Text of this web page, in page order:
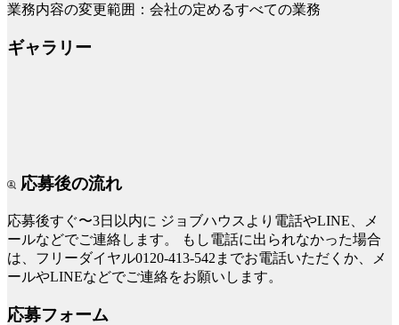
業務内容の変更範囲：会社の定めるすべての業務
ギャラリー
応募後の流れ
応募後すぐ〜3日以内に ジョブハウスより電話やLINE、メ
ールなどでご連絡します。
もし電話に出られなかった場合
は、フリーダイヤル0120-413-542までお電話いただくか、メ
ールやLINEなどでご連絡をお願いします。
応募フォーム